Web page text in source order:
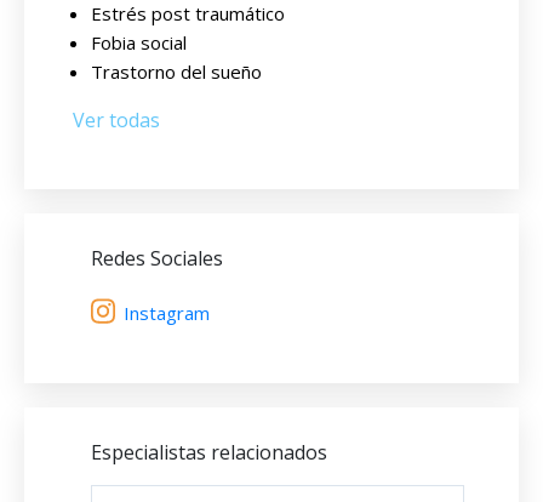
Estrés post traumático
Fobia social
Trastorno del sueño
Ver todas
Redes Sociales
Instagram
Especialistas relacionados